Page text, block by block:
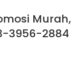
Murah,
3956-2884